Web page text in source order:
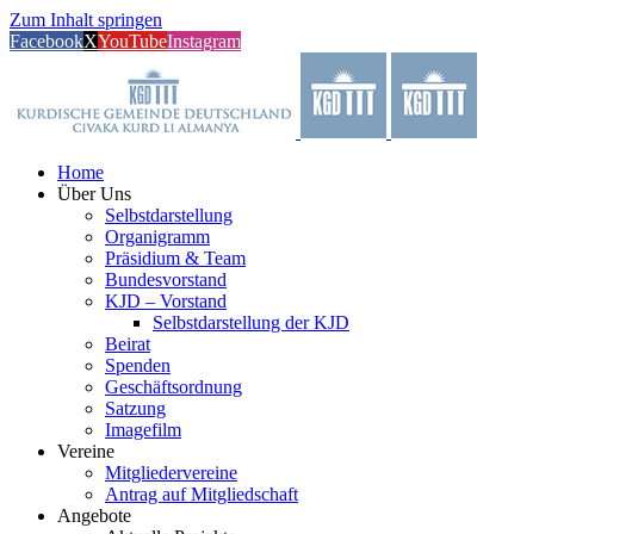
Zum Inhalt springen
FacebookXYouTubeInstagram
Home
Über Uns
Selbstdarstellung
Organigramm
Präsidium & Team
Bundesvorstand
KJD – Vorstand
Selbstdarstellung der KJD
Beirat
Spenden
Geschäftsordnung
Satzung
Imagefilm
Vereine
Mitgliedervereine
Antrag auf Mitgliedschaft
Angebote